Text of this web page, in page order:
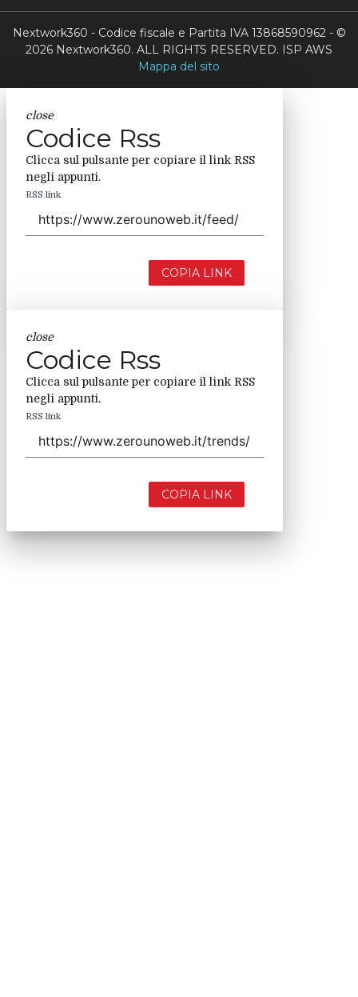
Nextwork360 - Codice fiscale e Partita IVA 13868590962 - ©
2026 Nextwork360. ALL RIGHTS RESERVED. ISP AWS
Mappa del sito
close
Codice Rss
Clicca sul pulsante per copiare il link RSS
negli appunti.
RSS link
COPIA LINK
close
Codice Rss
Clicca sul pulsante per copiare il link RSS
negli appunti.
RSS link
COPIA LINK